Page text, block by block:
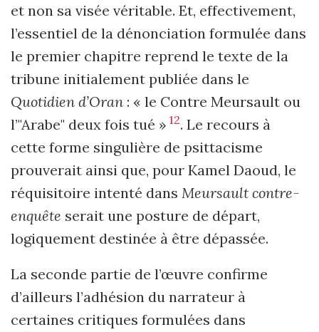
et non sa visée véritable. Et, effectivement,
l’essentiel de la dénonciation formulée dans
le premier chapitre reprend le texte de la
tribune initialement publiée dans le
Quotidien d’Oran : « le Contre Meursault ou
l’"Arabe" deux fois tué » 12. Le recours à
cette forme singulière de psittacisme
prouverait ainsi que, pour Kamel Daoud, le
réquisitoire intenté dans Meursault contre-
enquête serait une posture de départ,
logiquement destinée à être dépassée.
La seconde partie de l’œuvre confirme
d’ailleurs l’adhésion du narrateur à
certaines critiques formulées dans